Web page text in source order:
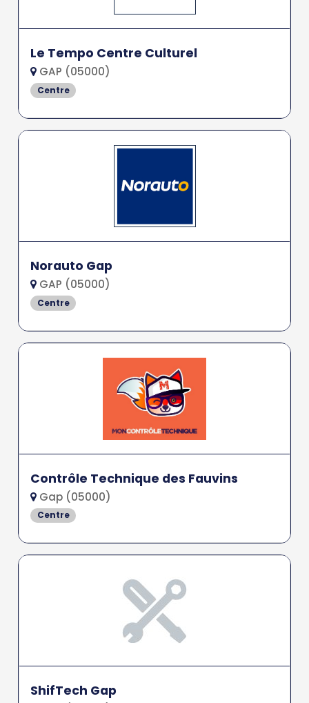
Le Tempo Centre Culturel
GAP (05000)
Centre
Norauto Gap
GAP (05000)
Centre
Contrôle Technique des Fauvins
Gap (05000)
Centre
ShifTech Gap